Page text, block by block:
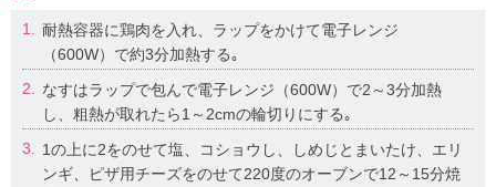
1.
耐熱容器に鶏肉を入れ、ラップをかけて電子レンジ
（600W）で約3分加熱する｡
2.
なすはラップで包んで電子レンジ（600W）で2～3分加熱
し、粗熱が取れたら1～2cmの輪切りにする｡
3.
1の上に2をのせて塩、コショウし、しめじとまいたけ、エリ
ンギ、ピザ用チーズをのせて220度のオーブンで12～15分焼